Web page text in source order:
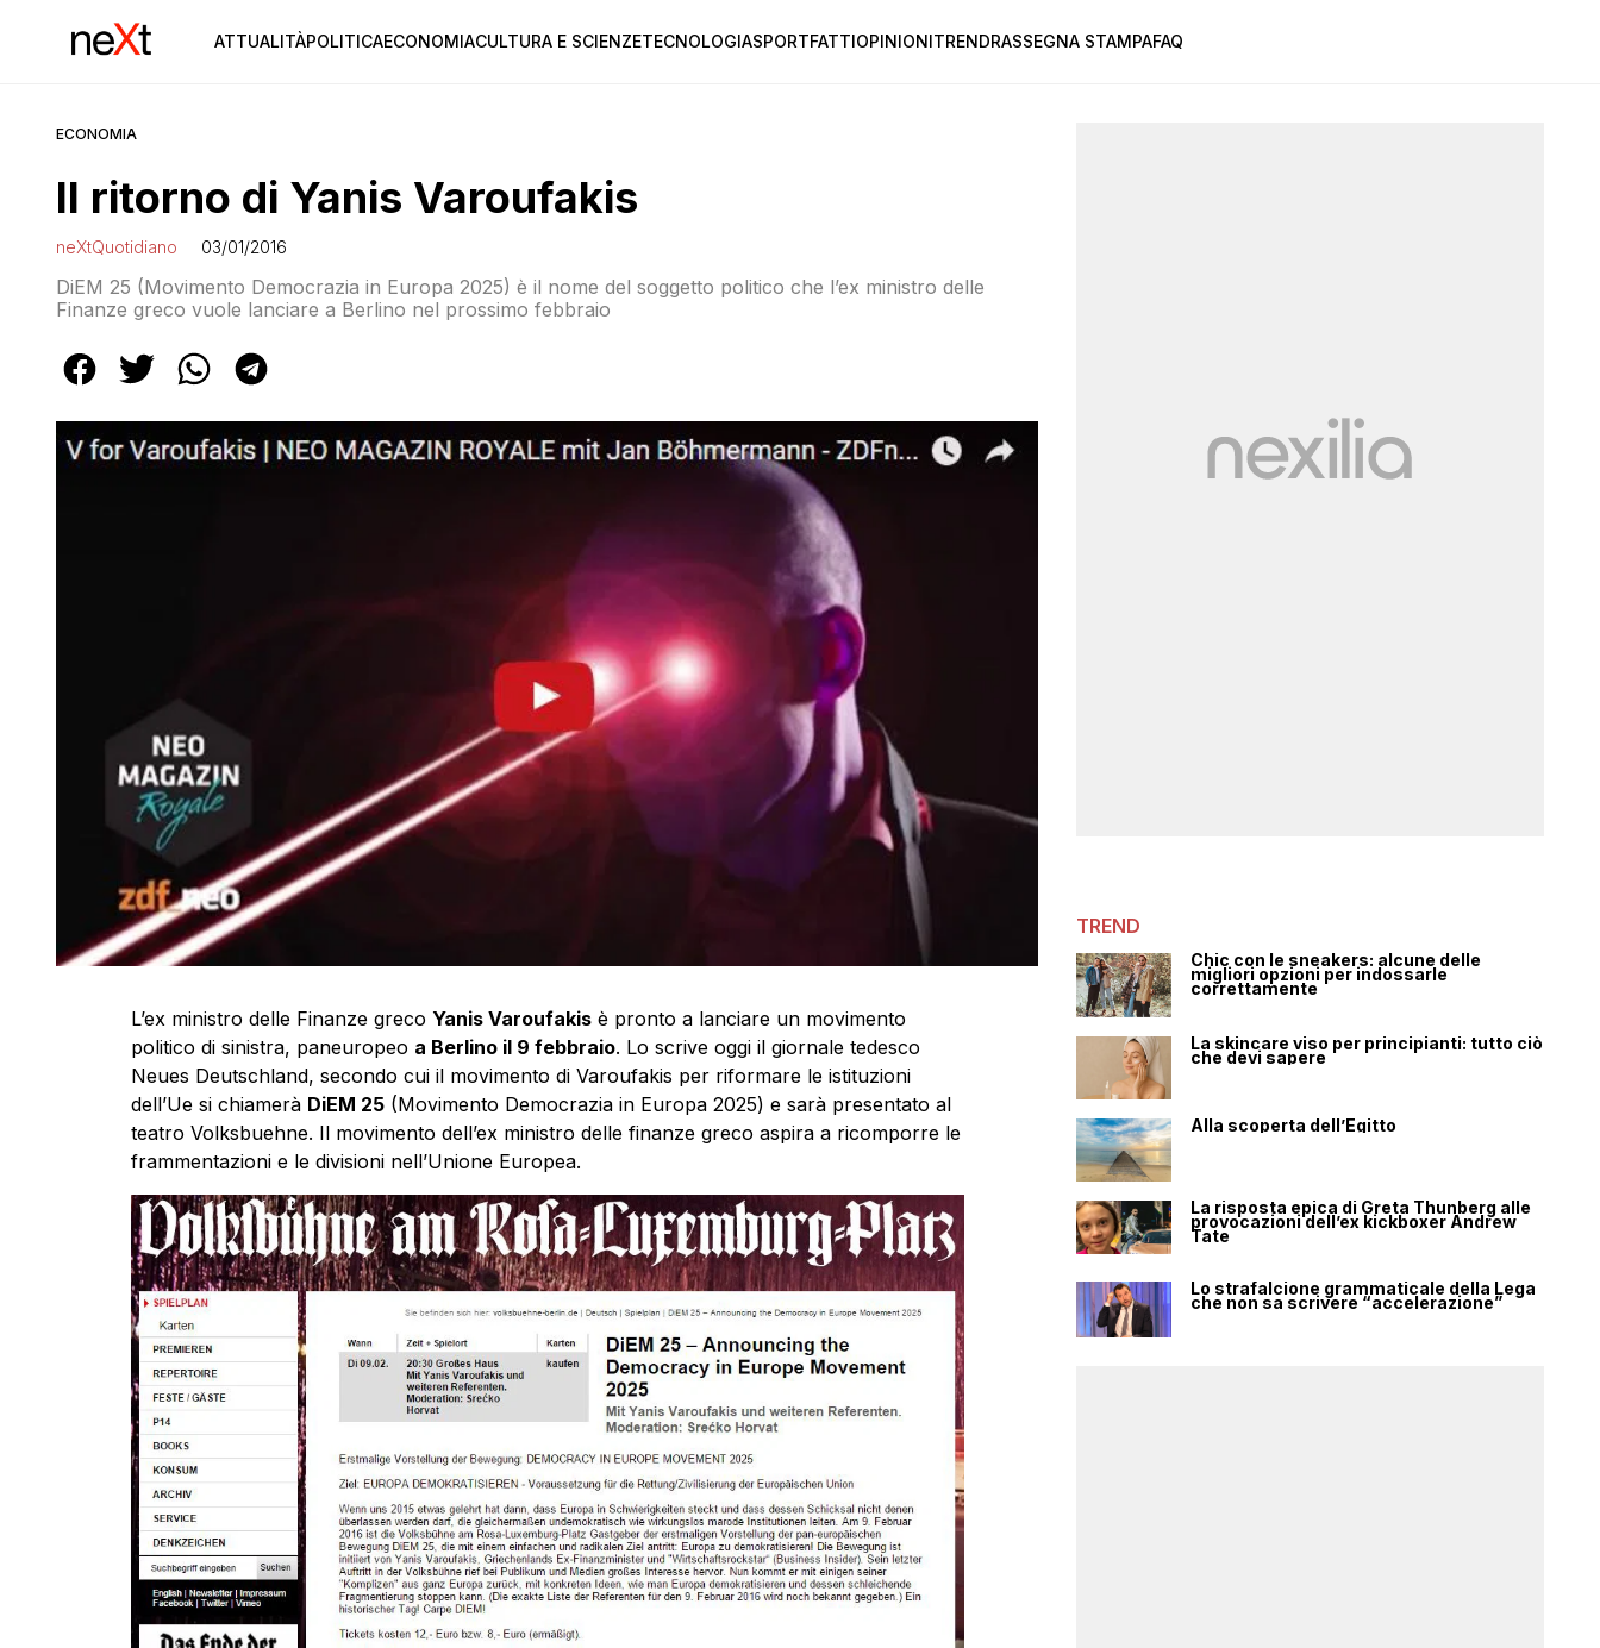
ATTUALITÀPOLITICAECONOMIACULTURA E SCIENZETECNOLOGIASPORTFATTIOPINIONITRENDRASSEGNA STAMPAFAQ
ECONOMIA
Il ritorno di Yanis Varoufakis
neXtQuotidiano 03/01/2016
DiEM 25 (Movimento Democrazia in Europa 2025) è il nome del soggetto politico che l’ex ministro delle
Finanze greco vuole lanciare a Berlino nel prossimo febbraio
L’ex ministro delle Finanze greco Yanis Varoufakisè pronto a lanciare un movimento
politico di sinistra, paneuropeo a Berlino il 9 febbraio. Lo scrive oggi il giornale tedesco
Neues Deutschland, secondo cui il movimento di Varoufakis per riformare le istituzioni
dell’Ue si chiamerà DiEM 25(Movimento Democrazia in Europa 2025) e sarà presentato al
teatro Volksbuehne. Il movimento dell’ex ministro delle finanze greco aspira a ricomporre le
frammentazioni e le divisioni nell’Unione Europea.
TREND
Chic con le sneakers: alcune delle
migliori opzioni per indossarle
correttamente
La skincare viso per principianti: tutto ciò
che devi sapere
Alla scoperta dell’Egitto
La risposta epica di Greta Thunberg alle
provocazioni dell’ex kickboxer Andrew
Tate
Lo strafalcione grammaticale della Lega
che non sa scrivere “accelerazione”